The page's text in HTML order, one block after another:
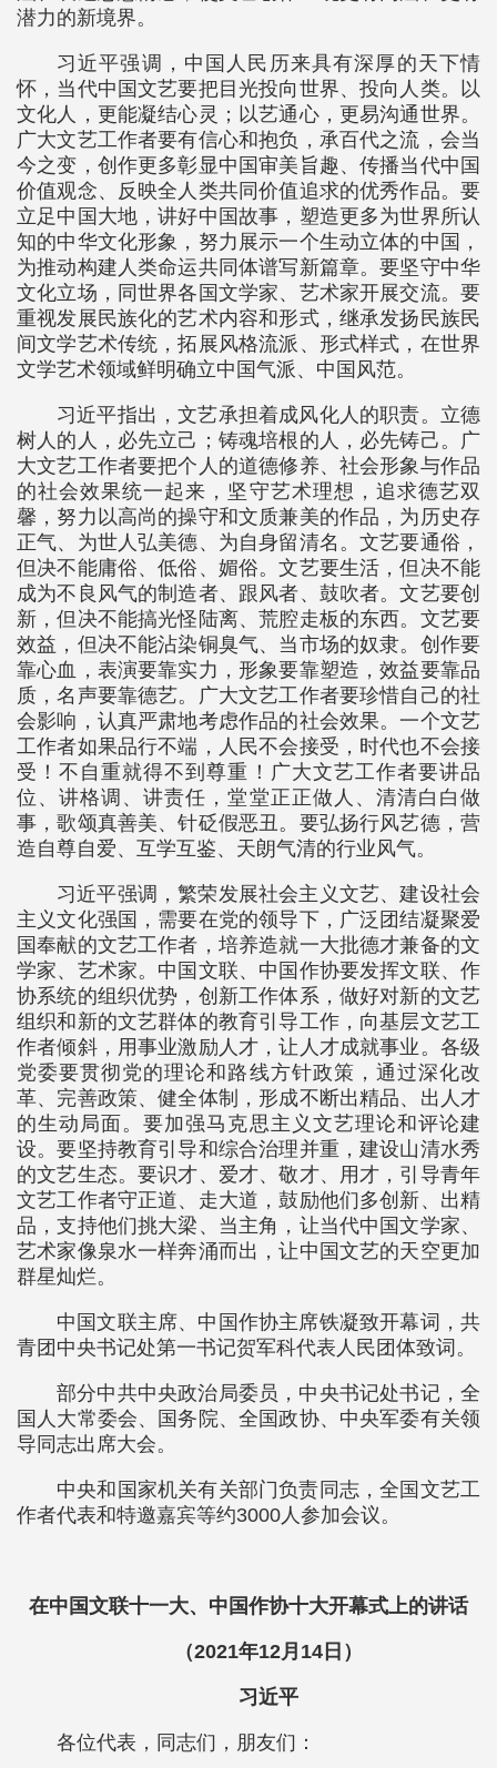
潜力的新境界。
习近平强调，中国人民历来具有深厚的天下情
怀，当代中国文艺要把目光投向世界、投向人类。以
文化人，更能凝结心灵；以艺通心，更易沟通世界。
广大文艺工作者要有信心和抱负，承百代之流，会当
今之变，创作更多彰显中国审美旨趣、传播当代中国
价值观念、反映全人类共同价值追求的优秀作品。要
立足中国大地，讲好中国故事，塑造更多为世界所认
知的中华文化形象，努力展示一个生动立体的中国，
为推动构建人类命运共同体谱写新篇章。要坚守中华
文化立场，同世界各国文学家、艺术家开展交流。要
重视发展民族化的艺术内容和形式，继承发扬民族民
间文学艺术传统，拓展风格流派、形式样式，在世界
文学艺术领域鲜明确立中国气派、中国风范。
习近平指出，文艺承担着成风化人的职责。立德
树人的人，必先立己；铸魂培根的人，必先铸己。广
大文艺工作者要把个人的道德修养、社会形象与作品
的社会效果统一起来，坚守艺术理想，追求德艺双
馨，努力以高尚的操守和文质兼美的作品，为历史存
正气、为世人弘美德、为自身留清名。文艺要通俗，
但决不能庸俗、低俗、媚俗。文艺要生活，但决不能
成为不良风气的制造者、跟风者、鼓吹者。文艺要创
新，但决不能搞光怪陆离、荒腔走板的东西。文艺要
效益，但决不能沾染铜臭气、当市场的奴隶。创作要
靠心血，表演要靠实力，形象要靠塑造，效益要靠品
质，名声要靠德艺。广大文艺工作者要珍惜自己的社
会影响，认真严肃地考虑作品的社会效果。一个文艺
工作者如果品行不端，人民不会接受，时代也不会接
受！不自重就得不到尊重！广大文艺工作者要讲品
位、讲格调、讲责任，堂堂正正做人、清清白白做
事，歌颂真善美、针砭假恶丑。要弘扬行风艺德，营
造自尊自爱、互学互鉴、天朗气清的行业风气。
习近平强调，繁荣发展社会主义文艺、建设社会
主义文化强国，需要在党的领导下，广泛团结凝聚爱
国奉献的文艺工作者，培养造就一大批德才兼备的文
学家、艺术家。中国文联、中国作协要发挥文联、作
协系统的组织优势，创新工作体系，做好对新的文艺
组织和新的文艺群体的教育引导工作，向基层文艺工
作者倾斜，用事业激励人才，让人才成就事业。各级
党委要贯彻党的理论和路线方针政策，通过深化改
革、完善政策、健全体制，形成不断出精品、出人才
的生动局面。要加强马克思主义文艺理论和评论建
设。要坚持教育引导和综合治理并重，建设山清水秀
的文艺生态。要识才、爱才、敬才、用才，引导青年
文艺工作者守正道、走大道，鼓励他们多创新、出精
品，支持他们挑大梁、当主角，让当代中国文学家、
艺术家像泉水一样奔涌而出，让中国文艺的天空更加
群星灿烂。
中国文联主席、中国作协主席铁凝致开幕词，共
青团中央书记处第一书记贺军科代表人民团体致词。
部分中共中央政治局委员，中央书记处书记，全
国人大常委会、国务院、全国政协、中央军委有关领
导同志出席大会。
中央和国家机关有关部门负责同志，全国文艺工
作者代表和特邀嘉宾等约3000人参加会议。
在中国文联十一大、中国作协十大开幕式上的讲话
（2021年12月14日）
习近平
各位代表，同志们，朋友们：